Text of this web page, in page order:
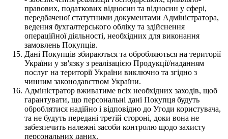
правових, податкових відносин та відносин у сфері,
передбаченої статутними документами Адміністратора,
ведення бухгалтерського обліку та здійснення
операційної діяльності, необхідних для виконання
замовлень Покупців.
Дані Покупців збираються та обробляються на території
України у зв'язку з реалізацією Продукції/наданням
послуг на території України виключно та згідно з
чинним законодавством України.
Адміністратор вживатиме всіх необхідних заходів, щоб
гарантувати, що персональні дані Покупця будуть
оброблятися надійно і відповідно до Угоди користувача,
та не будуть передані третій стороні, доки вона не
забезпечить належні засоби контролю щодо захисту
персональних даних.